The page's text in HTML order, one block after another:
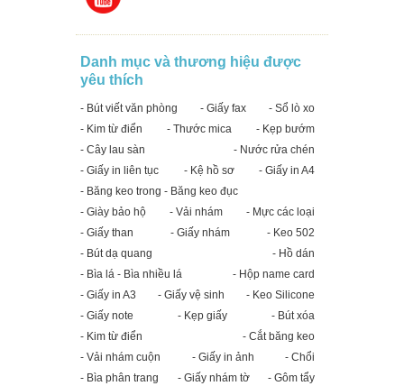
Danh mục và thương hiệu được
yêu thích
- Bút viết văn phòng - Giấy fax
- Sổ lò xo
- Kim từ điển
- Thước mica
- Kẹp bướm
- Cây lau sàn
- Nước rửa chén
- Giấy in liên tục
- Kệ hồ sơ
- Giấy in A4
- Băng keo trong - Băng keo đục
- Giày bảo hộ
- Vải nhám
- Mực các loại
- Giấy than
- Giấy nhám
- Keo 502
- Bút dạ quang
- Hồ dán
- Bìa lá - Bìa nhiều lá
- Hộp name card
- Giấy in A3
- Giấy vệ sinh
- Keo Silicone
- Giấy note
- Kẹp giấy
- Bút xóa
- Kim từ điển
- Cắt băng keo
- Vải nhám cuộn
- Giấy in ảnh
- Chổi
- Bìa phân trang
- Giấy nhám tờ
- Gôm tẩy